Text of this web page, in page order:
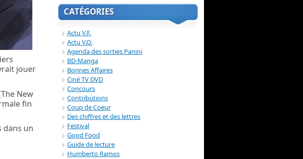
jouer
New
fin
dans un
CATÉGORIES
Actu V.F.
Actu V.O.
Agenda des sorties Panini
BD-Manga
Bonnes Affaires
Ciné TV DVD
Concours
Contributions
Coup de Coeur
Des chiffres et des lettres
Festival
Good Food
Guide de lecture
Humberto Ramos